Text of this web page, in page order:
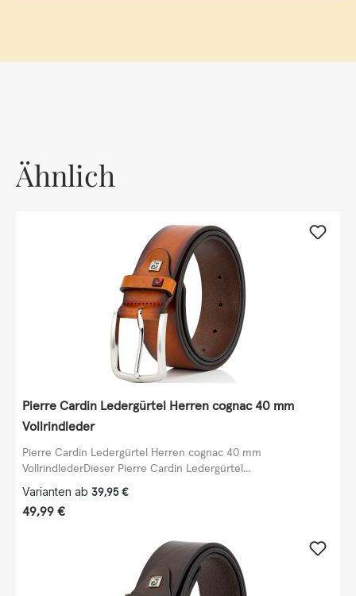
Ähnlich
Pierre Cardin Ledergürtel Herren cognac 40 mm
Vollrindleder
Pierre Cardin Ledergürtel Herren cognac 40 mm
VollrindlederDieser Pierre Cardin Ledergürtel...
Varianten ab 39,95 €
Regulärer Preis:
49,99 €